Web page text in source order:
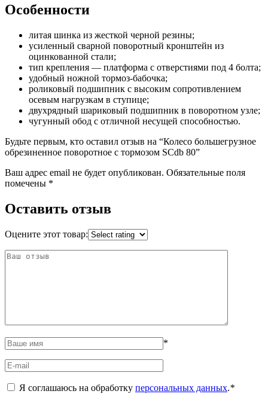
Особенности
литая шинка из жесткой черной резины;
усиленный сварной поворотный кронштейн из
оцинкованной стали;
тип крепления — платформа с отверстиями под 4 болта;
удобный ножной тормоз-бабочка;
роликовый подшипник с высоким сопротивлением
осевым нагрузкам в ступице;
двухрядный шариковый подшипник в поворотном узле;
чугунный обод с отличной несущей способностью.
Будьте первым, кто оставил отзыв на “Колесо большегрузное
обрезиненное поворотное с тормозом SCdb 80”
Ваш адрес email не будет опубликован. Обязательные поля
помечены *
Оставить отзыв
Оцените этот товар:
*
Я соглашаюсь на обработку персональных данных.*